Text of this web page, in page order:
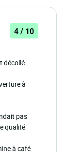
4 / 10
décollé.
à
pas
qualité
à café